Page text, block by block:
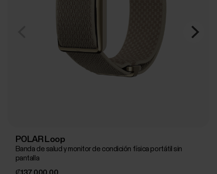
POLAR Loop
Banda de salud y monitor de condición física portátil sin
pantalla